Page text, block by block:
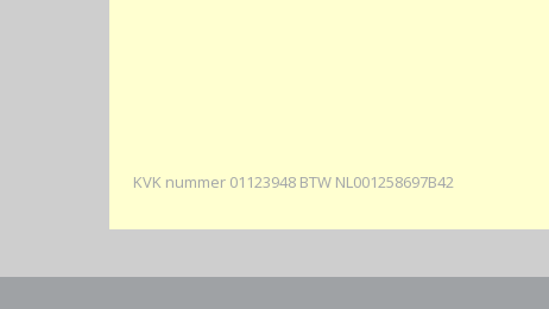
KVK nummer 01123948 BTW NL001258697B42